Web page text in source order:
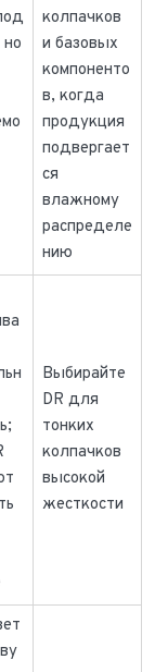
колпачков
и базовых
компоненто
в, когда
продукция
подвергает
ся
влажному
распределе
нию
Выбирайте
DR для
тонких
колпачков
высокой
жесткости